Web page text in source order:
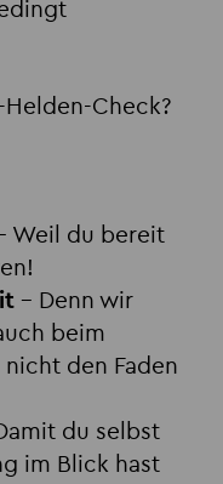
Check?
Weil du bereit
– Denn wir
beim
den Faden
du selbst
im Blick hast